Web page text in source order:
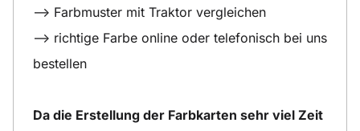
--> Farbmuster mit Traktor vergleichen
--> richtige Farbe online oder telefonisch bei uns
bestellen
Da die Erstellung der Farbkarten sehr viel Zeit